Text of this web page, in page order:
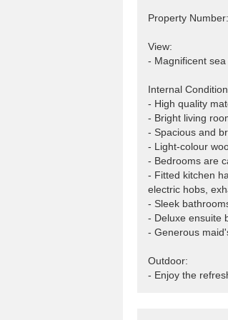
Property
View:
- Magnificent
Internal
- High quality
- Bright living
- Spacious and
- Light-colour
- Bedrooms are
- Fitted kitchen
electric hobs,
- Sleek
- Deluxe ensuite
- Generous
Outdoor:
- Enjoy the